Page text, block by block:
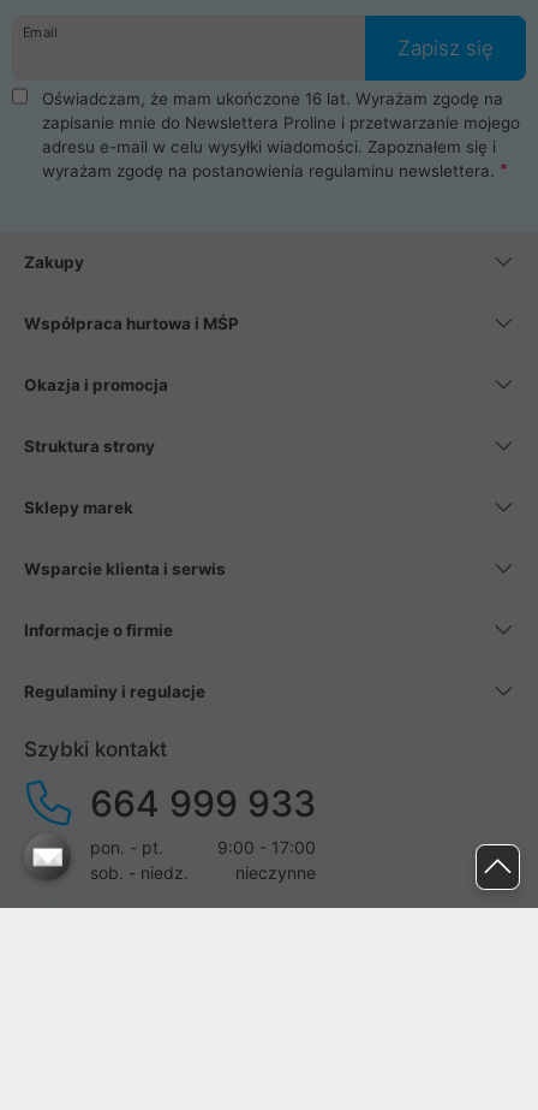
Email
Zapisz się
Oświadczam, że mam ukończone 16 lat. Wyrażam zgodę na
zapisanie mnie do Newslettera Proline i przetwarzanie mojego
adresu e-mail w celu wysyłki wiadomości. Zapoznałem się i
wyrażam zgodę na postanowienia regulaminu newslettera.
Zakupy
Współpraca hurtowa i MŚP
Okazja i promocja
Struktura strony
Sklepy marek
Wsparcie klienta i serwis
Informacje o firmie
Regulaminy i regulacje
Szybki kontakt
664 999 933
pon. - pt.
9:00 - 17:00
sob. - niedz.
nieczynne